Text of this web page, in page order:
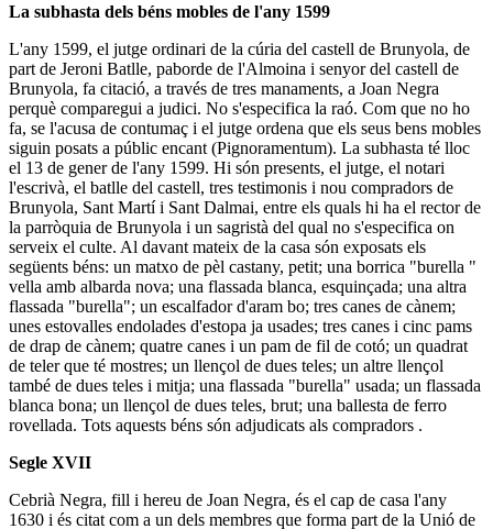
La subhasta dels béns mobles de l'any 1599
L'any 1599, el jutge ordinari de la cúria del castell de Brunyola, de
part de Jeroni Batlle, paborde de l'Almoina i senyor del castell de
Brunyola, fa citació, a través de tres manaments, a Joan Negra
perquè comparegui a judici. No s'especifica la raó. Com que no ho
fa, se l'acusa de contumaç i el jutge ordena que els seus bens mobles
siguin posats a públic encant (Pignoramentum). La subhasta té lloc
el 13 de gener de l'any 1599. Hi són presents, el jutge, el notari
l'escrivà, el batlle del castell, tres testimonis i nou compradors de
Brunyola, Sant Martí i Sant Dalmai, entre els quals hi ha el rector de
la parròquia de Brunyola i un sagristà del qual no s'especifica on
serveix el culte. Al davant mateix de la casa són exposats els
següents béns: un matxo de pèl castany, petit; una borrica "burella "
vella amb albarda nova; una flassada blanca, esquinçada; una altra
flassada "burella"; un escalfador d'aram bo; tres canes de cànem;
unes estovalles endolades d'estopa ja usades; tres canes i cinc pams
de drap de cànem; quatre canes i un pam de fil de cotó; un quadrat
de teler que té mostres; un llençol de dues teles; un altre llençol
també de dues teles i mitja; una flassada "burella" usada; un flassada
blanca bona; un llençol de dues teles, brut; una ballesta de ferro
rovellada. Tots aquests béns són adjudicats als compradors .
Segle XVII
Cebrià Negra, fill i hereu de Joan Negra, és el cap de casa l'any
1630 i és citat com a un dels membres que forma part de la Unió de